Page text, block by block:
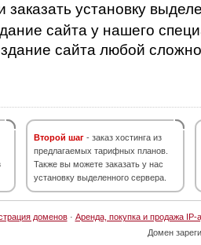
установку
сайта у нашего
сайта любой
Второй шаг - заказ хостинга из
предлагаемых тарифных планов.
Также вы можете заказать у нас
установку выделенного сервера.
доменов· Аренда, покупка и продажа IP-
Домен